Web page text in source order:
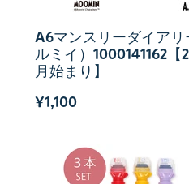
A6マンスリーダイアリ
ルミイ）1000141162【
月始まり】
¥1,100